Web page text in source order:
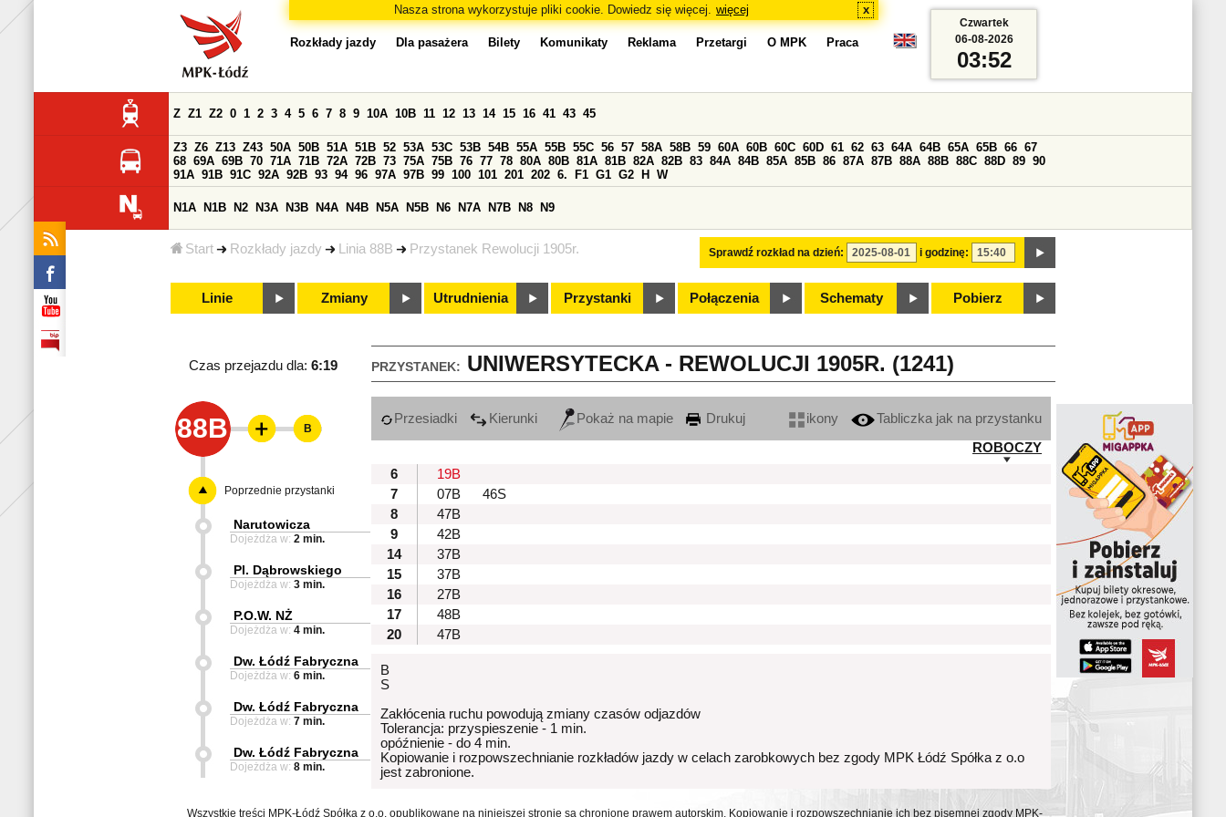
Nasza strona wykorzystuje pliki cookie. Dowiedz się więcej. więcej x
Start Rozkłady jazdy Linia 88B Przystanek Rewolucji 1905r.
Rozkłady jazdy Dla pasażera Bilety Komunikaty Reklama Przetargi O MPK Praca
Sprawdź rozkład na dzień: i godzinę:
Z Z1 Z2 0 1 2 3 4 5 6 7 8 9 10A 10B 11 12 13 14 15 16 41 43 45
Z3 Z6 Z13 Z43 50A 50B 51A 51B 52 53A 53C 53B 54B 55A 55B 55C 56 57 58A 58B 59 60A 60B 60C 60D 61 62 63 64A 64B 65A 65B 66 67
68 69A 69B 70 71A 71B 72A 72B 73 75A 75B 76 77 78 80A 80B 81A 81B 82A 82B 83 84A 84B 85A 85B 86 87A 87B 88A 88B 88C 88D 89 90
91A 91B 91C 92A 92B 93 94 96 97A 97B 99 100 101 201 202 6. F1 G1 G2 H W
N1A N1B N2 N3A N3B N4A N4B N5A N5B N6 N7A N7B N8 N9
Linie Zmiany Utrudnienia Przystanki Połączenia Schematy Pobierz
Czwartek
06-08-2026
03:52
PRZYSTANEK: UNIWERSYTECKA - REWOLUCJI 1905R. (1241)
Czas przejazdu dla: 6:19
88B Przesiadki Kierunki Pokaż na mapie Drukuj ikony
Tabliczka jak na przystanku
ROBOCZY
6
19B
7
07B
46S
8
47B
9
42B
14
37B
15
37B
16
27B
17
48B
20
47B
B
S
Zakłócenia ruchu powodują zmiany czasów odjazdów
Tolerancja: przyspieszenie - 1 min.
opóźnienie - do 4 min.
Kopiowanie i rozpowszechnianie rozkładów jazdy w celach zarobkowych bez zgody MPK Łódź Spółka z o.o
jest zabronione.
B
Poprzednie przystanki
Narutowicza
Dojeżdża w: 2 min.
Pl. Dąbrowskiego
Dojeżdża w: 3 min.
P.O.W. NŻ
Dojeżdża w: 4 min.
Dw. Łódź Fabryczna
Dojeżdża w: 6 min.
Dw. Łódź Fabryczna
Dojeżdża w: 7 min.
Dw. Łódź Fabryczna
Dojeżdża w: 8 min.
Wszystkie treści MPK-Łódź Spółka z o.o. opublikowane na niniejszej stronie są chronione prawem autorskim. Kopiowanie i rozpowszechnianie ich bez pisemnej zgody MPK-